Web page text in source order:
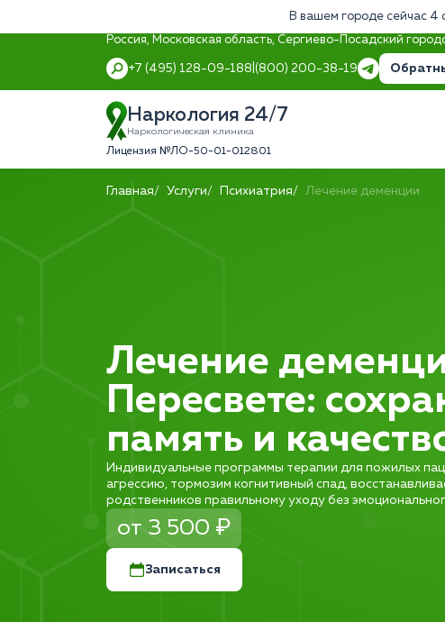
В вашем городе сейчас 4
Россия, Московская область, Сергиево-Посадский
+7 (495) 128-09-188 (800) 200-38-19
Наркология 24/7
Наркологическая клиника
Лицензия №ЛО-50-01-012801
Главная Услуги Психиатрия Лечение деменции
Лечение
Пересвете:
память и
Индивидуальные программы терапии для пожилых
агрессию, тормозим когнитивный спад,
родственников правильному уходу без
от 3 500 ₽
Записаться